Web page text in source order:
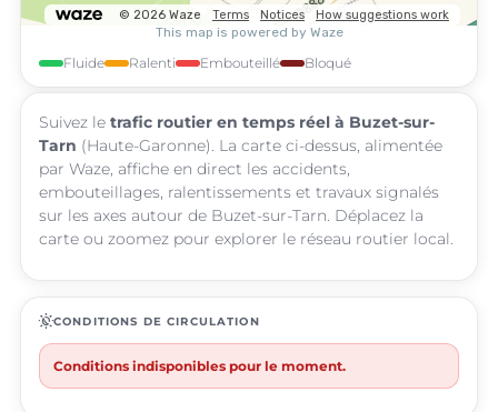
Fluide Ralenti Embouteillé Bloqué
Suivez le trafic routier en temps réel à Buzet-sur-
Tarn (Haute-Garonne). La carte ci-dessus, alimentée
par Waze, affiche en direct les accidents,
embouteillages, ralentissements et travaux signalés
sur les axes autour de Buzet-sur-Tarn. Déplacez la
carte ou zoomez pour explorer le réseau routier local.
routineCONDITIONS DE CIRCULATION
Conditions indisponibles pour le moment.